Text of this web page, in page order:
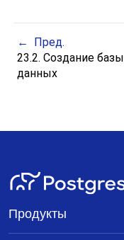
Пред.
23.2. Создание базы
данных
Продукты